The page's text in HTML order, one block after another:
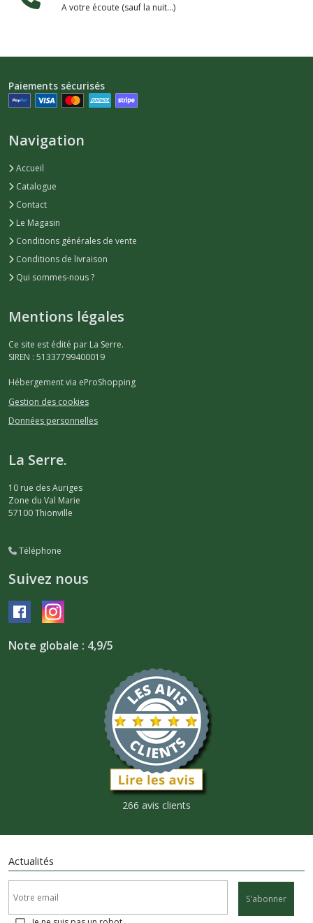
A votre écoute (sauf la nuit...)
Paiements sécurisés
Navigation
Accueil
Catalogue
Contact
Le Magasin
Conditions générales de vente
Conditions de livraison
Qui sommes-nous ?
Mentions légales
Ce site est édité par La Serre.
SIREN : 51337799400019
Hébergement via eProShopping
Gestion des cookies
Données personnelles
La Serre.
10 rue des Auriges
Zone du Val Marie
57100Thionville
Téléphone
Suivez nous
Note globale : 4,9/5
266 avis clients
Actualités
S'abonner